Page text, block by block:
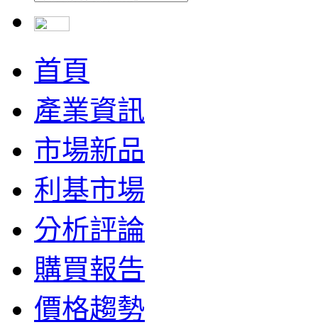
首頁
產業資訊
市場新品
利基市場
分析評論
購買報告
價格趨勢